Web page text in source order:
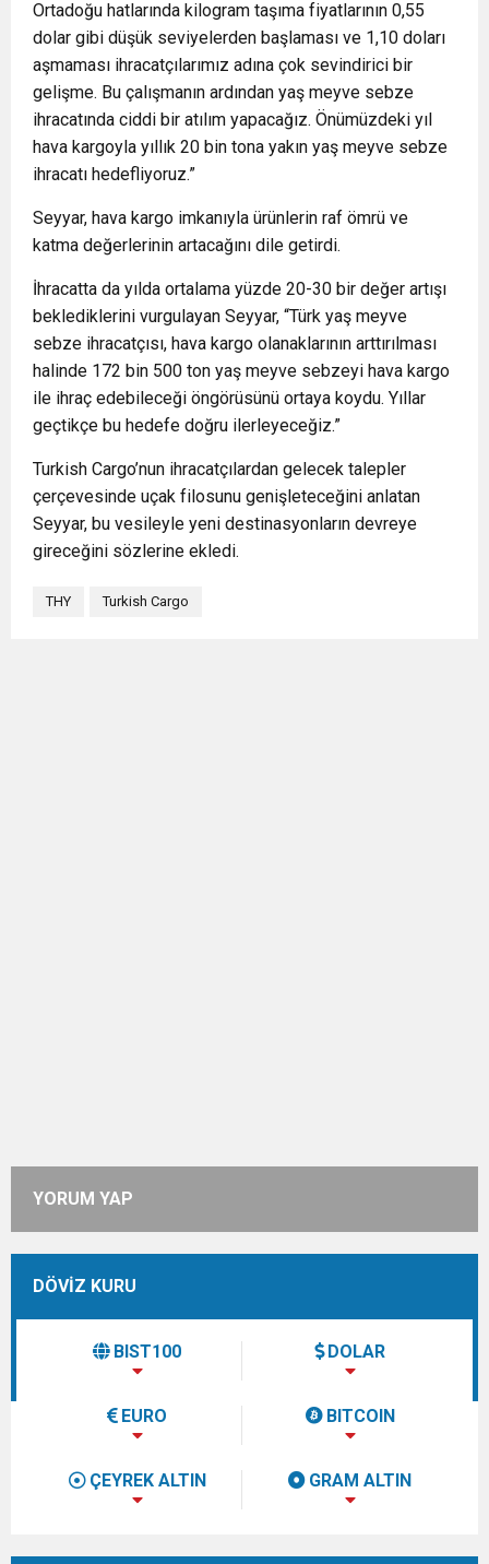
Ortadoğu hatlarında kilogram taşıma fiyatlarının 0,55
dolar gibi düşük seviyelerden başlaması ve 1,10 doları
aşmaması ihracatçılarımız adına çok sevindirici bir
gelişme. Bu çalışmanın ardından yaş meyve sebze
ihracatında ciddi bir atılım yapacağız. Önümüzdeki yıl
hava kargoyla yıllık 20 bin tona yakın yaş meyve sebze
ihracatı hedefliyoruz.”
Seyyar, hava kargo imkanıyla ürünlerin raf ömrü ve
katma değerlerinin artacağını dile getirdi.
İhracatta da yılda ortalama yüzde 20-30 bir değer artışı
beklediklerini vurgulayan Seyyar, “Türk yaş meyve
sebze ihracatçısı, hava kargo olanaklarının arttırılması
halinde 172 bin 500 ton yaş meyve sebzeyi hava kargo
ile ihraç edebileceği öngörüsünü ortaya koydu. Yıllar
geçtikçe bu hedefe doğru ilerleyeceğiz.”
Turkish Cargo’nun ihracatçılardan gelecek talepler
çerçevesinde uçak filosunu genişleteceğini anlatan
Seyyar, bu vesileyle yeni destinasyonların devreye
gireceğini sözlerine ekledi.
THY Turkish Cargo
YORUM YAP
DÖVİZ KURU
BIST100 DOLAR
EURO BITCOIN
ÇEYREK ALTIN GRAM ALTIN